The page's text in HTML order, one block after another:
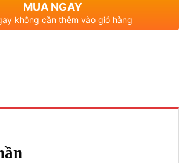
MUA NGAY
không cần thêm vào giỏ hàng